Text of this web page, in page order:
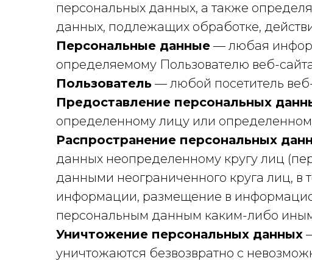
персональных данных, а также
данных, подлежащих обработке,
Персональные данные — любая
определяемому Пользователю веб-
Пользователь — любой посетитель
Предоставление персональных
определенному лицу или
Распространение персональных
данных неопределенному кругу лиц
данными неограниченного круга лиц, в
информации, размещение в
персональным данным каким-либо
Уничтожение персональных данных
уничтожаются безвозвратно с